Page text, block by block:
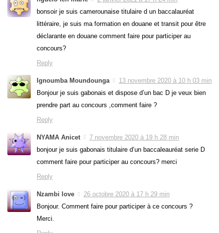
bonsoir je suis camerounaise titulaire d un baccalauréat
littéraire, je suis ma formation en douane et transit pour être
déclarante en douane comment faire pour participer au
concours?
Reply
Ignoumba Moundounga
13 novembre 2020 à 10 h 03 min
Bonjour je suis gabonais et dispose d’un bac D je veux bien
prendre part au concours ,comment faire ?
Reply
NYAMA Anicet
7 novembre 2020 à 19 h 28 min
bonjour je suis gabonais titulaire d’un baccaleauréat serie D
comment faire pour participer au concours? merci
Reply
Nzambi love
26 octobre 2020 à 17 h 29 min
Bonjour. Comment faire pour participer à ce concours ?
Merci.